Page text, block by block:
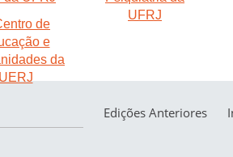
Edições Anteriores